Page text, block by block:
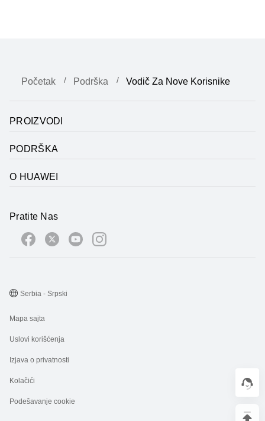
Početak Podrška Vodič Za Nove Korisnike
PROIZVODI
PODRŠKA
O HUAWEI
Pratite Nas
Mapa sajta
Uslovi korišćenja
Izjava o privatnosti
Kolačići
Podešavanje cookie
Serbia - Srpski